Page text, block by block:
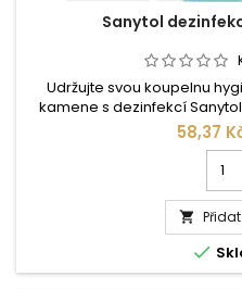
Sanytol
Udržujte svou koupelnu
kamene s dezinfekcí
zbytky mýdla a vodní
plísní a virů (včetně viru
Rotavirus). Bez chlóru, s
povrchy v koupelně.
58,37
kusů

